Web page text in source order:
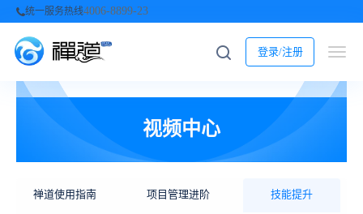
统一服务热线4006-8899-23
登录/注册
视频中心
禅道使用指南 项目管理进阶 技能提升